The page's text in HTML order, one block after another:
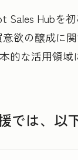
Sales Hub
欲の醸成に
的な活用領
では、以